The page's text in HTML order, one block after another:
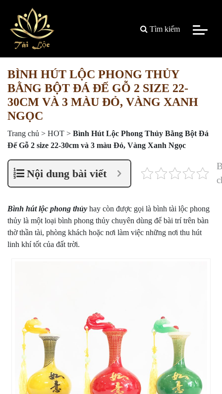
Tìm kiếm
BÌNH HÚT LỘC PHONG THỦY
BẰNG BỘT ĐÁ ĐẾ GỖ 2 SIZE 22-
30CM VÀ 3 MÀU ĐỎ, VÀNG XANH
NGỌC
Trang chủ > HOT > Bình Hút Lộc Phong Thủy Bằng Bột Đá
Đế Gỗ 2 size 22-30cm và 3 màu Đỏ, Vàng Xanh Ngọc
Nội dung bài viết
Bình hút lộc phong thủy hay còn được gọi là bình tài lộc phong
thủy là một loại bình phong thủy chuyên dùng để bài trí trên bàn
thờ thần tài, phòng khách hoặc nơi làm việc những nơi thu hút
linh khí tốt của đất trời.